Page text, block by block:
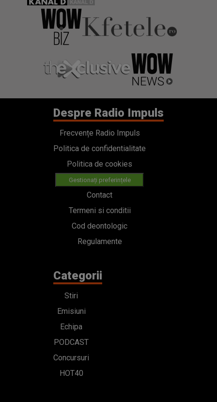
Despre Radio Impuls
Frecvențe Radio Impuls
Politica de confidentialitate
Politica de cookies
Gestionați preferințele
Contact
Termeni si conditii
Cod deontologic
Regulamente
Categorii
Stiri
Emisiuni
Echipa
PODCAST
Concursuri
HOT40